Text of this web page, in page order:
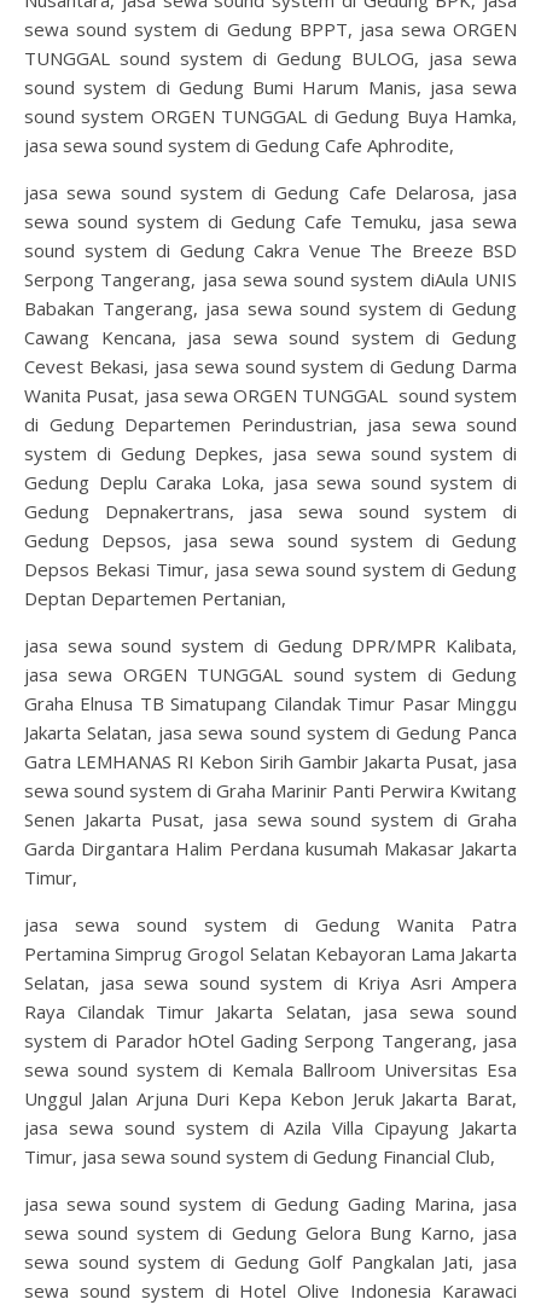
sewa sound system di Gedung BPPT, jasa sewa ORGEN
TUNGGAL sound system di Gedung BULOG, jasa sewa
sound system di Gedung Bumi Harum Manis, jasa sewa
sound system ORGEN TUNGGAL di Gedung Buya Hamka,
jasa sewa sound system di Gedung Cafe Aphrodite,
jasa sewa sound system di Gedung Cafe Delarosa, jasa
sewa sound system di Gedung Cafe Temuku, jasa sewa
sound system di Gedung Cakra Venue The Breeze BSD
Serpong Tangerang, jasa sewa sound system diAula UNIS
Babakan Tangerang, jasa sewa sound system di Gedung
Cawang Kencana, jasa sewa sound system di Gedung
Cevest Bekasi, jasa sewa sound system di Gedung Darma
Wanita Pusat, jasa sewa ORGEN TUNGGAL sound system
di Gedung Departemen Perindustrian, jasa sewa sound
system di Gedung Depkes, jasa sewa sound system di
Gedung Deplu Caraka Loka, jasa sewa sound system di
Gedung Depnakertrans, jasa sewa sound system di
Gedung Depsos, jasa sewa sound system di Gedung
Depsos Bekasi Timur, jasa sewa sound system di Gedung
Deptan Departemen Pertanian,
jasa sewa sound system di Gedung DPR/MPR Kalibata,
jasa sewa ORGEN TUNGGAL sound system di Gedung
Graha Elnusa TB Simatupang Cilandak Timur Pasar Minggu
Jakarta Selatan, jasa sewa sound system di Gedung Panca
Gatra LEMHANAS RI Kebon Sirih Gambir Jakarta Pusat, jasa
sewa sound system di Graha Marinir Panti Perwira Kwitang
Senen Jakarta Pusat, jasa sewa sound system di Graha
Garda Dirgantara Halim Perdana kusumah Makasar Jakarta
Timur,
jasa sewa sound system di Gedung Wanita Patra
Pertamina Simprug Grogol Selatan Kebayoran Lama Jakarta
Selatan, jasa sewa sound system di Kriya Asri Ampera
Raya Cilandak Timur Jakarta Selatan, jasa sewa sound
system di Parador hOtel Gading Serpong Tangerang, jasa
sewa sound system di Kemala Ballroom Universitas Esa
Unggul Jalan Arjuna Duri Kepa Kebon Jeruk Jakarta Barat,
jasa sewa sound system di Azila Villa Cipayung Jakarta
Timur, jasa sewa sound system di Gedung Financial Club,
jasa sewa sound system di Gedung Gading Marina, jasa
sewa sound system di Gedung Gelora Bung Karno, jasa
sewa sound system di Gedung Golf Pangkalan Jati, jasa
sewa sound system di Hotel Olive Indonesia Karawaci